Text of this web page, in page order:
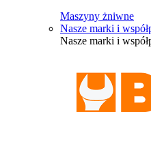
Maszyny żniwne
Nasze marki i
Nasze marki i